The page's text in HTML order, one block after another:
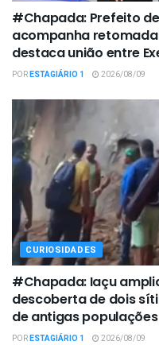
#Chapada: Prefeito
acompanha
destaca união entre
PORESTAGIÁRIO 1 2026/08/09
CURIOSIDADES
#Chapada: Iaçu
descoberta de dois
de antigas populações
PORESTAGIÁRIO 1 2026/08/09